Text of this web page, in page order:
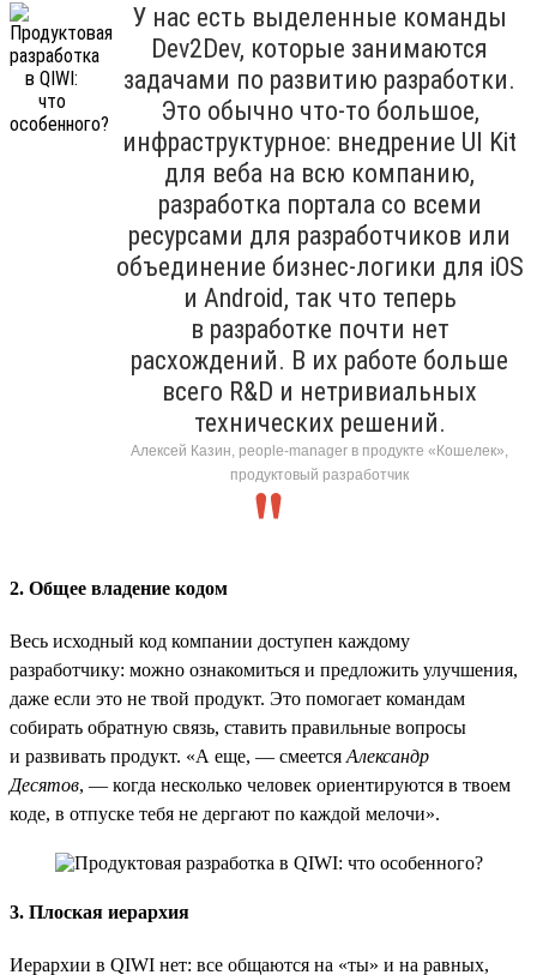
У нас есть выделенные команды
Dev2Dev, которые занимаются
задачами по развитию разработки.
Это обычно что-то большое,
инфраструктурное: внедрение UI Kit
для веба на всю компанию,
разработка портала со всеми
ресурсами для разработчиков или
объединение бизнес-логики для iOS
и Android, так что теперь
в разработке почти нет
расхождений. В их работе больше
всего R&D и нетривиальных
технических решений.
Алексей Казин, people-manager в продукте «Кошелек»,
продуктовый разработчик
2. Общее владение кодом
Весь исходный код компании доступен каждому
разработчику: можно ознакомиться и предложить улучшения,
даже если это не твой продукт. Это помогает командам
собирать обратную связь, ставить правильные вопросы
и развивать продукт. «А еще, — смеется Александр
Десятов, — когда несколько человек ориентируются в твоем
коде, в отпуске тебя не дергают по каждой мелочи».
3. Плоская иерархия
Иерархии в QIWI нет: все общаются на «ты» и на равных,